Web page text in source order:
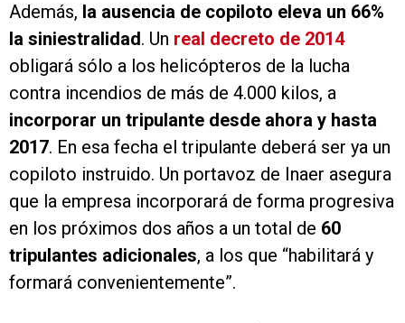
Además, la ausencia de copiloto eleva un 66%
la siniestralidad. Un real decreto de 2014
obligará sólo a los helicópteros de la lucha
contra incendios de más de 4.000 kilos, a
incorporar un tripulante desde ahora y hasta
2017. En esa fecha el tripulante deberá ser ya un
copiloto instruido. Un portavoz de Inaer asegura
que la empresa incorporará de forma progresiva
en los próximos dos años a un total de 60
tripulantes adicionales, a los que “habilitará y
formará convenientemente”.